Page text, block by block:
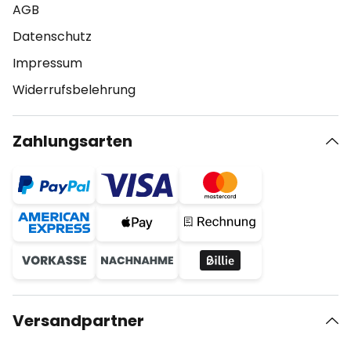
AGB
Datenschutz
Impressum
Widerrufsbelehrung
Zahlungsarten
Versandpartner